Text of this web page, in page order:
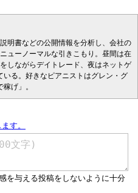
明書などの公開情報を分析し、会社の
ューノーマルな引きこもり。昼間は在
しながらデイトレード、夜はネットゲ
る。好きなピアニストはグレン・グ
げ」。